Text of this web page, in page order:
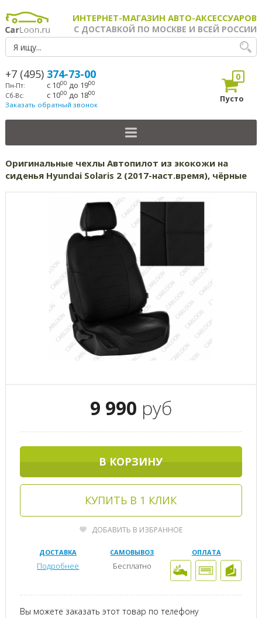
ИНТЕРНЕТ-МАГАЗИН АВТО-АКСЕССУАРОВ
С ДОСТАВКОЙ ПО МОСКВЕ И ВСЕЙ РОССИИ
+7 (495) 374-73-00
Пн-Пт: с 1000 до 1900
Сб-Вс: с 1000 до 1800
Заказать обратный звонок
0
Пусто
Оригинальные чехлы Автопилот из экокожи на
сиденья Hyundai Solaris 2 (2017-наст.время), чёрные
9 990 руб
В КОРЗИНУ
КУПИТЬ В 1 КЛИК
ДОБАВИТЬ В ИЗБРАННОЕ
ДОСТАВКА
Подробнее
САМОВЫВОЗ
Бесплатно
ОПЛАТА
Вы можете заказать этот товар по телефону